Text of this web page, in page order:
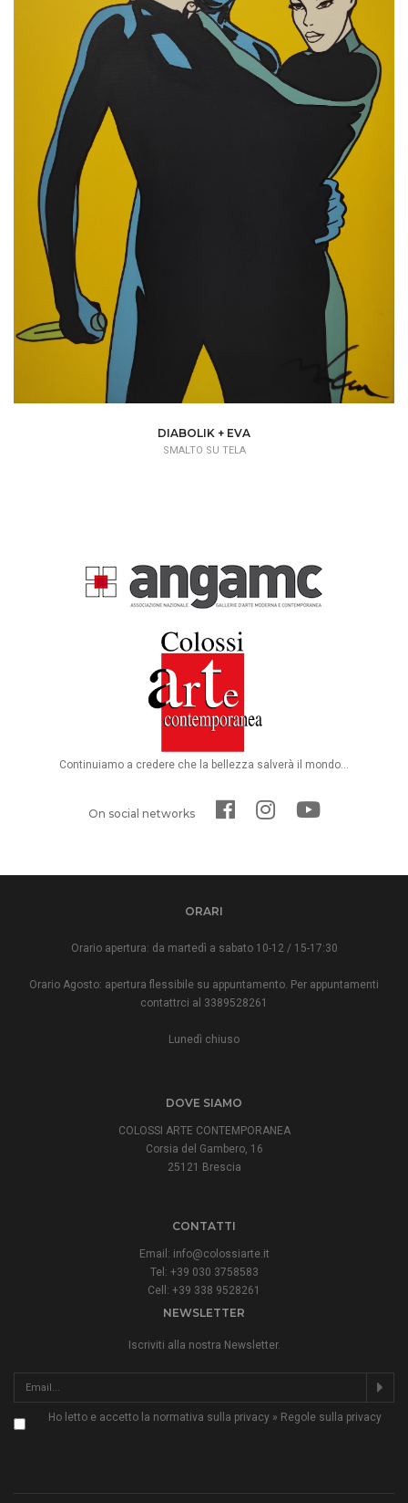
DIABOLIK + EVA
SMALTO SU TELA
Continuiamo a credere che la bellezza salverà il mondo...
On social networks
ORARI
Orario apertura: da martedì a sabato 10-12 / 15-17:30
Orario Agosto: apertura flessibile su appuntamento. Per appuntamenti
contattrci al 3389528261
Lunedì chiuso
DOVE SIAMO
COLOSSI ARTE CONTEMPORANEA
Corsia del Gambero, 16
25121 Brescia
CONTATTI
Email: info@colossiarte.it
Tel: +39 030 3758583
Cell: +39 338 9528261
NEWSLETTER
Iscriviti alla nostra Newsletter.
Ho letto e accetto la normativa sulla privacy » Regole sulla privacy